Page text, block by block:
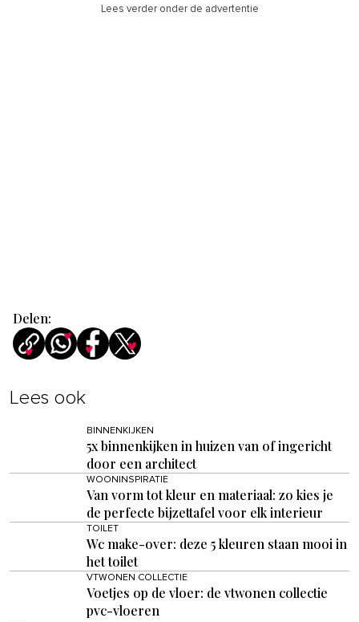
Lees verder onder de advertentie
Delen:
Lees ook
BINNENKIJKEN
5x binnenkijken in huizen van of ingericht
door een architect
WOONINSPIRATIE
Van vorm tot kleur en materiaal: zo kies je
de perfecte bijzettafel voor elk interieur
TOILET
Wc make-over: deze 5 kleuren staan mooi in
het toilet
VTWONEN COLLECTIE
Voetjes op de vloer: de vtwonen collectie
pvc-vloeren